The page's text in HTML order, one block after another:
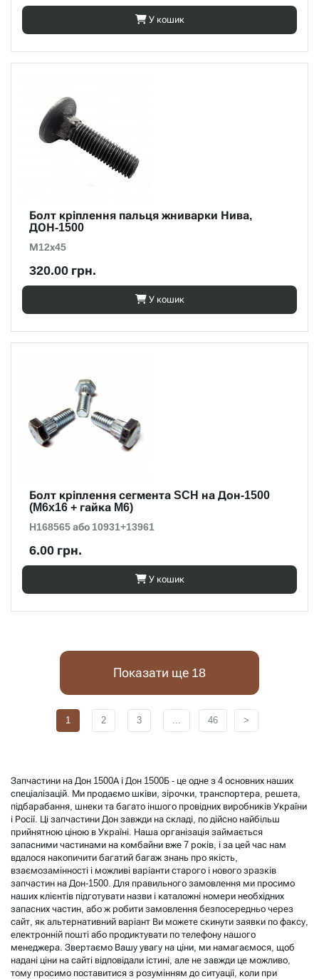
У кошик
Болт кріплення пальця жниварки Нива,
ДОН-1500
М12х45
320.00 грн.
У кошик
Болт кріплення сегмента SCH на Дон-1500
(M6x16 + гайка M6)
H168565 або 10931+13961
6.00 грн.
У кошик
Показати ще 18
1 2 3 ... 46 >
Запчастини на Дон 1500А і Дон 1500Б - це одне з 4 основних наших
спеціалізацій. Ми продаємо шківи, ​​зірочки, транспортера, решета,
підбарабання, шнеки та багато іншого провідних виробників України
і Росії. Ці запчастини Дон завжди на складі, по дійсно найбільш
прийнятною ціною в Україні. Наша організація займається
запасними частинами на комбайни вже 7 років, і за цей час нам
вдалося накопичити багатий багаж знань про якість,
взаємозамінності і можливі варіанти старого і нового зразків
запчастин на Дон-1500. Для правильного замовлення ми просимо
наших клієнтів підготувати назви і каталожні номери необхідних
запасних частин, або ж робити замовлення безпосередньо через
сайт, як альтернативний варіант Ви можете скинути заявки по факсу,
електронній пошті або продиктувати по телефону нашого
менеджера. Звертаємо Вашу увагу на ціни, ми намагаємося, щоб
надані ціни на сайті відповідали істині, але не завжди це можливо,
тому просимо поставитися з розумінням до ситуації, коли при